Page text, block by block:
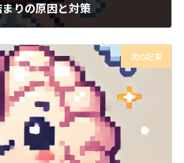
りの原因と対策
次の記事